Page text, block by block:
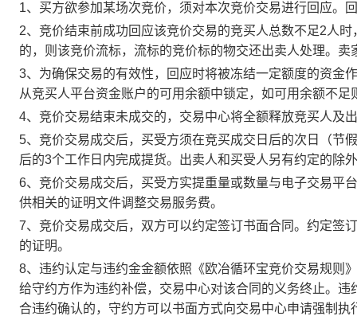
1、买方欲参加某场次竞价，须对本次竞价交易进行回应。
2、竞价结束前成功回应该竞价交易的竞买人总数不足2人
的，则该竞价流标，流标的竞价标的物交还出卖人处理。
3、为确保交易的有效性，回应时将被冻结一定额度的资金
从竞买人平台资金账户的可用余额中锁定，如可用余额不足
4、竞价交易结束未成交的，交易中心将全额释放竞买人及
5、竞价交易成交后，买受方须在竞买成交日后的次日（节
后的3个工作日内完成提货。出卖人和买受人另有约定的除
6、竞价交易成交后，买受方实提重量或数量与电子交易平
供相关的证明文件调整交易服务费。
7、竞价交易成交后，双方可以约定签订书面合同。约定签
的证明。
8、违约认定与违约金金额依照《欧冶循环宝竞价交易规则
给守约方作为违约补偿，交易中心对该合同的义务终止。
合违约确认的，守约方可以书面方式向交易中心申请强制